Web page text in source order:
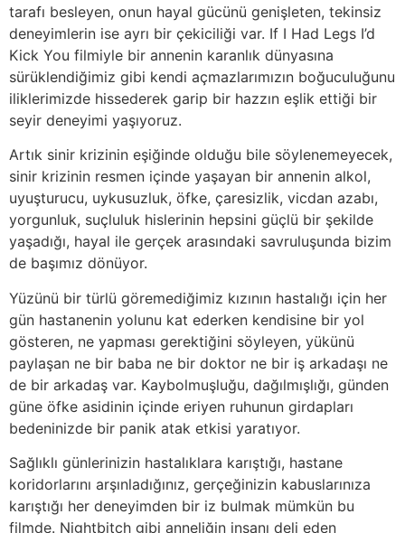
tarafı besleyen, onun hayal gücünü genişleten, tekinsiz
deneyimlerin ise ayrı bir çekiciliği var. If I Had Legs I’d
Kick You filmiyle bir annenin karanlık dünyasına
sürüklendiğimiz gibi kendi açmazlarımızın boğuculuğunu
iliklerimizde hissederek garip bir hazzın eşlik ettiği bir
seyir deneyimi yaşıyoruz.
Artık sinir krizinin eşiğinde olduğu bile söylenemeyecek,
sinir krizinin resmen içinde yaşayan bir annenin alkol,
uyuşturucu, uykusuzluk, öfke, çaresizlik, vicdan azabı,
yorgunluk, suçluluk hislerinin hepsini güçlü bir şekilde
yaşadığı, hayal ile gerçek arasındaki savruluşunda bizim
de başımız dönüyor.
Yüzünü bir türlü göremediğimiz kızının hastalığı için her
gün hastanenin yolunu kat ederken kendisine bir yol
gösteren, ne yapması gerektiğini söyleyen, yükünü
paylaşan ne bir baba ne bir doktor ne bir iş arkadaşı ne
de bir arkadaş var. Kaybolmuşluğu, dağılmışlığı, günden
güne öfke asidinin içinde eriyen ruhunun girdapları
bedeninizde bir panik atak etkisi yaratıyor.
Sağlıklı günlerinizin hastalıklara karıştığı, hastane
koridorlarını arşınladığınız, gerçeğinizin kabuslarınıza
karıştığı her deneyimden bir iz bulmak mümkün bu
filmde. Nightbitch gibi anneliğin insanı deli eden